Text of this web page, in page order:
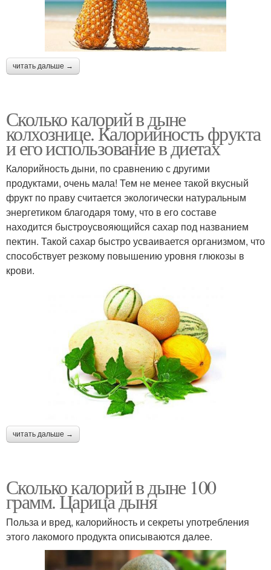
читать дальше →
Сколько калорий в дыне
колхознице. Калорийность фрукта
и его использование в диетах
Калорийность дыни, по сравнению с другими
продуктами, очень мала! Тем не менее такой вкусный
фрукт по праву считается экологически натуральным
энергетиком благодаря тому, что в его составе
находится быстроусвояющийся сахар под названием
пектин. Такой сахар быстро усваивается организмом, что
способствует резкому повышению уровня глюкозы в
крови.
читать дальше →
Сколько калорий в дыне 100
грамм. Царица дыня
Польза и вред, калорийность и секреты употребления
этого лакомого продукта описываются далее.